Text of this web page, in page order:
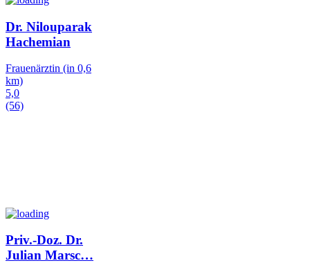
Dr. Nilouparak
Hachemian
Frauenärztin (in 0,6
km)
5,0
(56)
Priv.-Doz. Dr.
Julian Marsc…